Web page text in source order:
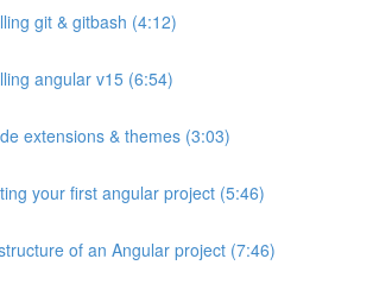
git & gitbash (4:12)
angular v15 (6:54)
extensions & themes (3:03)
your first angular project (5:46)
of an Angular project (7:46)